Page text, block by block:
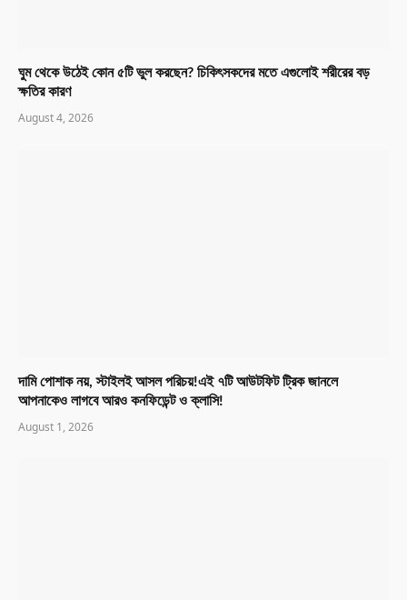
ঘুম থেকে উঠেই কোন ৫টি ভুল করছেন? চিকিৎসকদের মতে এগুলোই শরীরের বড়
ক্ষতির কারণ
August 4, 2026
দামি পোশাক নয়, স্টাইলই আসল পরিচয়!এই ৭টি আউটফিট ট্রিক জানলে
আপনাকেও লাগবে আরও কনফিডেন্ট ও ক্লাসি!
August 1, 2026